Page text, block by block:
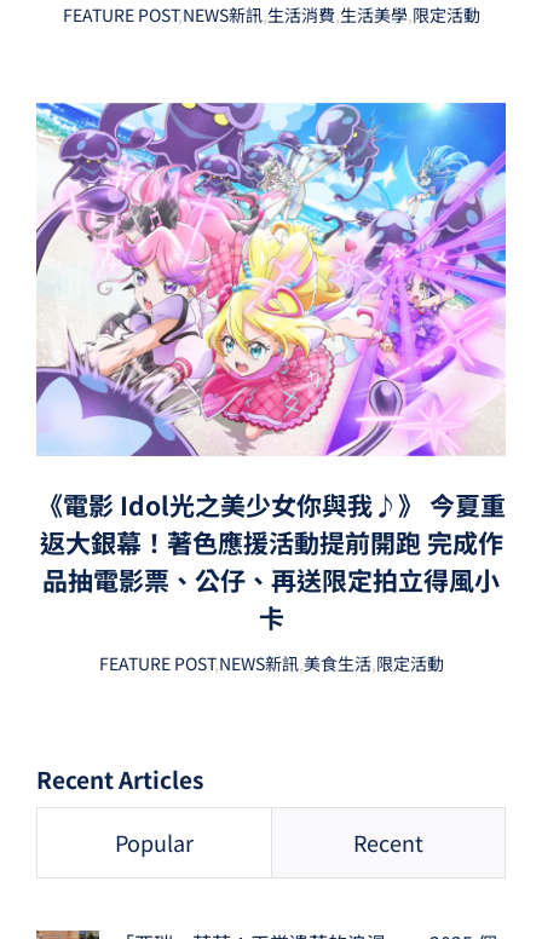
FEATURE POST,NEWS新訊,生活消費,生活美學,限定活動
《電影 Idol光之美少女你與我♪》 今夏重
返大銀幕！著色應援活動提前開跑 完成作
品抽電影票、公仔、再送限定拍立得風小
卡
FEATURE POST,NEWS新訊,美食生活,限定活動
Recent Articles
Popular Recent